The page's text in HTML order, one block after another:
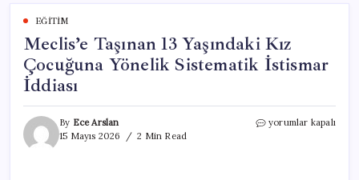
EĞITIM
Meclis’e Taşınan 13 Yaşındaki Kız
Çocuğuna Yönelik Sistematik İstismar
İddiası
By Ece Arslan
15 Mayıs 2026
2 Min Read
Meclis’e
yorumlar kapalı